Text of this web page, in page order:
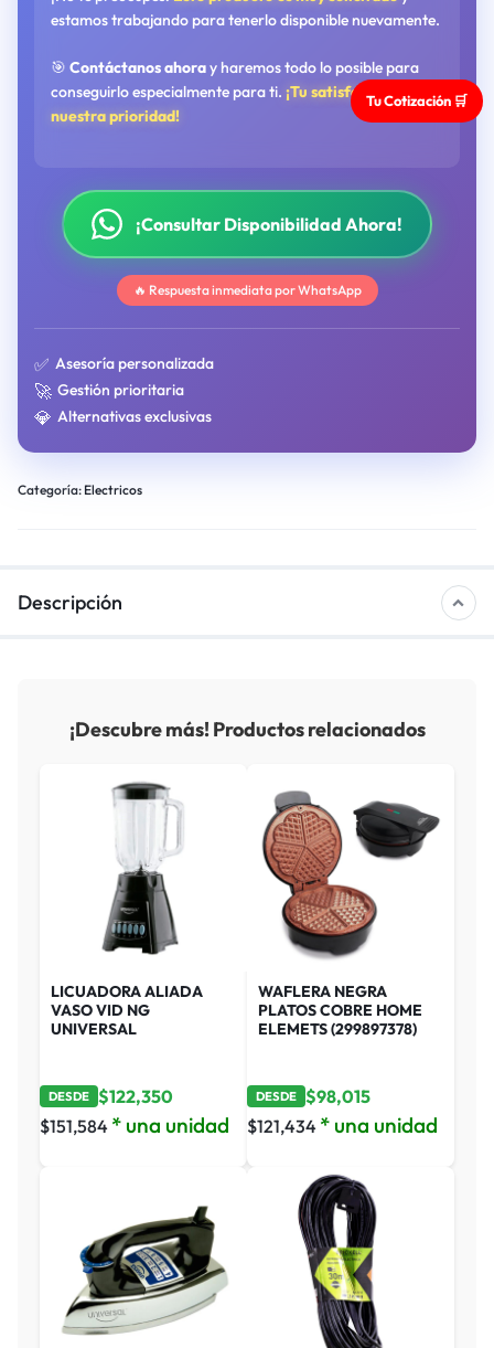
estamos trabajando para tenerlo disponible nuevamente.
🎯 Contáctanos ahoray haremos todo lo posible para
conseguirlo especialmente para ti. ¡Tu satisfacción es
nuestra prioridad!
¡Consultar Disponibilidad Ahora!
🔥 Respuesta inmediata por WhatsApp
✅ Asesoría personalizada
🚀 Gestión prioritaria
💎 Alternativas exclusivas
Categoría: Electricos
Descripción
¡Descubre más! Productos relacionados
LICUADORA ALIADA
VASO VID NG
UNIVERSAL
DESDE $122,350
$151,584 * una unidad
WAFLERA NEGRA
PLATOS COBRE HOME
ELEMETS (299897378)
DESDE $98,015
$121,434 * una unidad
Tu Cotización 🛒